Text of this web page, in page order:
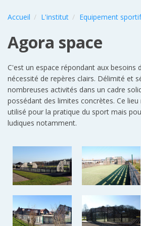
Accueil L'institut Equipement sportif
Agora space
C'est un espace répondant aux besoins
nécessité de repères clairs. Délimité et
nombreuses activités dans un cadre
possédant des limites concrètes. Ce
utilisé pour la pratique du sport mais
ludiques notamment.